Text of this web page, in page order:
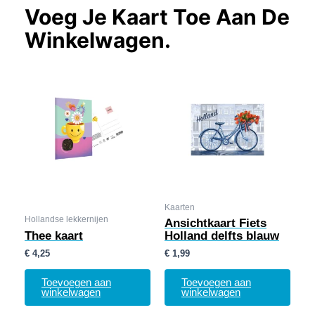
Voeg Je Kaart Toe Aan De
Winkelwagen.
Hollandse lekkernijen
Thee kaart
€ 4,25
Toevoegen aan
winkelwagen
Kaarten
Ansichtkaart Fiets
Holland delfts blauw
€ 1,99
Toevoegen aan
winkelwagen